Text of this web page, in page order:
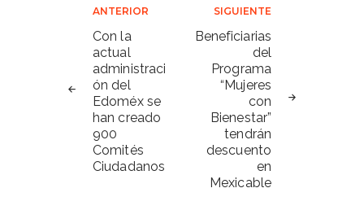
Navegación
de
entradas
ANTERIOR
Con la
actual
administraci
ón del
Edoméx se
han creado
900
Comités
Ciudadanos
SIGUIENTE
Beneficiarias
del
Programa
“Mujeres
con
Bienestar”
tendrán
descuento
en
Mexicable